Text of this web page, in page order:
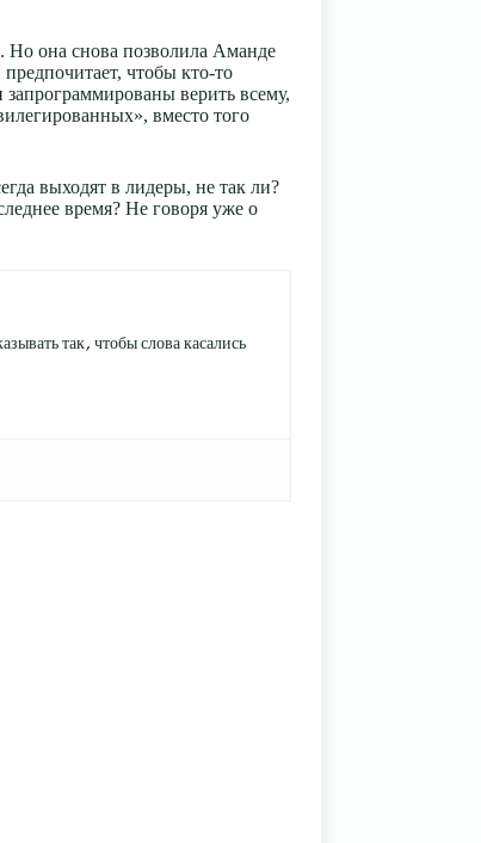
Но она снова позволила Аманде
чтобы кто-то
верить всему,
вместо того
выходят в лидеры, не так ли?
время? Не говоря уже о
так, чтобы слова касались